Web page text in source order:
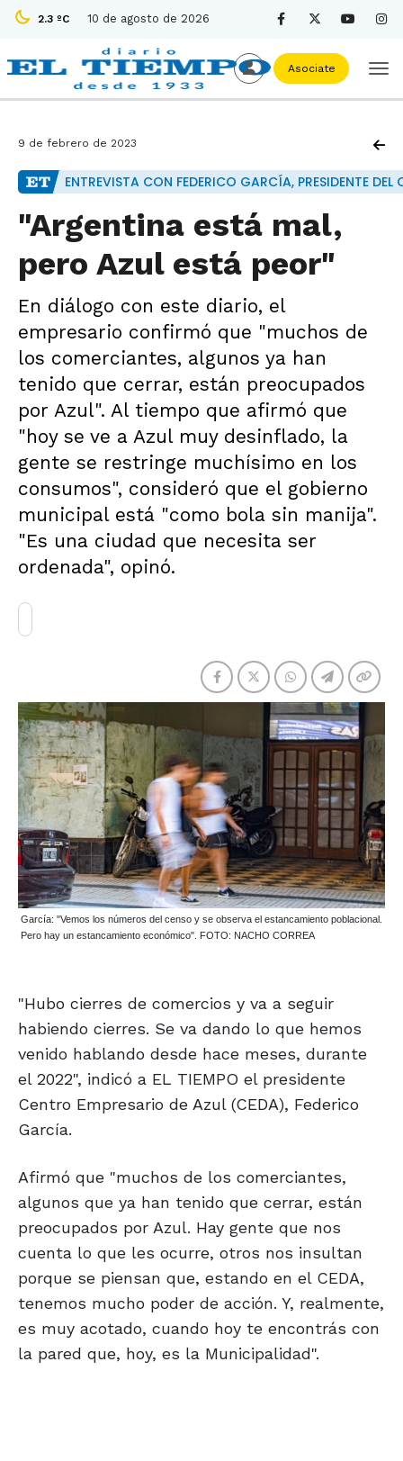
2.3 ºC 10 de agosto de 2026
Asociate
9 de febrero de 2023
ENTREVISTA CON FEDERICO GARCÍA, PRESIDENTE DEL
"Argentina está mal,
pero Azul está peor"
En diálogo con este diario, el
empresario confirmó que "muchos de
los comerciantes, algunos ya han
tenido que cerrar, están preocupados
por Azul". Al tiempo que afirmó que
"hoy se ve a Azul muy desinflado, la
gente se restringe muchísimo en los
consumos", consideró que el gobierno
municipal está "como bola sin manija".
"Es una ciudad que necesita ser
ordenada", opinó.
García: "Vemos los números del censo y se observa el estancamiento poblacional.
Pero hay un estancamiento económico". FOTO: NACHO CORREA
"Hubo cierres de comercios y va a seguir
habiendo cierres. Se va dando lo que hemos
venido hablando desde hace meses, durante
el 2022", indicó a EL TIEMPO el presidente
Centro Empresario de Azul (CEDA), Federico
García.
Afirmó que "muchos de los comerciantes,
algunos que ya han tenido que cerrar, están
preocupados por Azul. Hay gente que nos
cuenta lo que les ocurre, otros nos insultan
porque se piensan que, estando en el CEDA,
tenemos mucho poder de acción. Y, realmente,
es muy acotado, cuando hoy te encontrás con
la pared que, hoy, es la Municipalidad".